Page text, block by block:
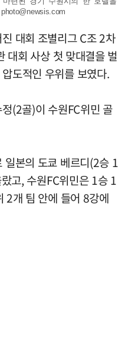
photo@newsis.com
대회 조별리그 C조 2차
대회 사상 첫 맞대결을 벌
도적인 우위를 보였다.
(2골)이 수원FC위민 골
일본의 도쿄 베르디(2승 1
고, 수원FC위민은 1승 1
2개 팀 안에 들어 8강에